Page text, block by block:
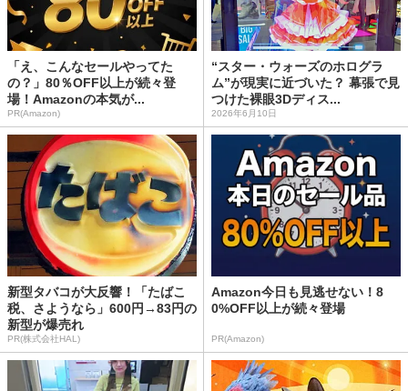
「え、こんなセールやってた
の？」80％OFF以上が続々登
場！Amazonの本気が...
PR(Amazon)
“スター・ウォーズのホログラ
ム”が現実に近づいた？ 幕張で見
つけた裸眼3Dディス...
2026年6月10日
新型タバコが大反響！「たばこ
税、さようなら」600円→83円の
新型が爆売れ
PR(株式会社HAL)
Amazon今日も見逃せない！8
0%OFF以上が続々登場
PR(Amazon)